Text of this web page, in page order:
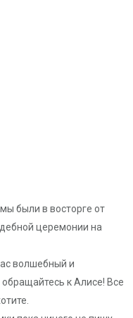
были в восторге от
церемонии на
волшебный и
к Алисе! Все